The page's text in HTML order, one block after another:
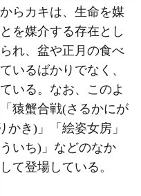
らカキは、生命を媒
を媒介する存在とし
れ、盆や正月の食べ
いるばかりでなく、
いる。なお、このよ
猿蟹合戦(さるかにが
き)」「絵姿女房」
いち)」などのなか
て登場している。